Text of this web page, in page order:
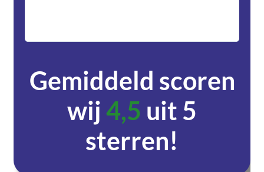
Gemiddeld scoren
wij4,5 uit 5
sterren!